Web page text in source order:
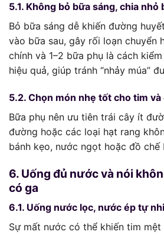
5.1. Không bỏ bữa sáng, chia nhỏ
Bỏ bữa sáng dễ khiến đường
vào bữa sau, gây rối loạn chuyển
chính và 1–2 bữa phụ là cách
hiệu quả, giúp tránh “nhảy múa”
5.2. Chọn món nhẹ tốt cho tim
Bữa phụ nên ưu tiên trái cây ít
đường hoặc các loại hạt rang
bánh kẹo, nước ngọt hoặc đồ chế
6. Uống đủ nước và nói
có ga
6.1. Uống nước lọc, nước ép tự
Sự mất nước có thể khiến tim